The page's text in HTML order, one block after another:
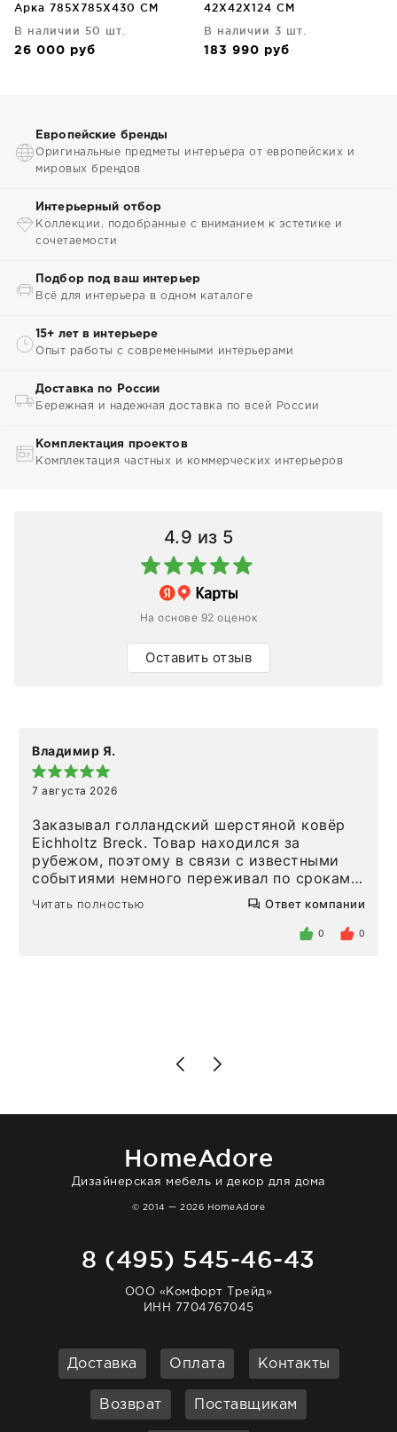
Арка 785X785X430 CM
В наличии 50 шт.
26 000 руб
42X42X124 CM
В наличии 3 шт.
183 990 руб
Европейские бренды
Оригинальные предметы интерьера от европейских и
мировых брендов
Интерьерный отбор
Коллекции, подобранные с вниманием к эстетике и
сочетаемости
Подбор под ваш интерьер
Всё для интерьера в одном каталоге
15+ лет в интерьере
Опыт работы с современными интерьерами
Доставка по России
Бережная и надежная доставка по всей России
Комплектация проектов
Комплектация частных и коммерческих интерьеров
4.9 из 5
На основе 92 оценок
Оставить отзыв
Владимир Я.
7 августа 2026
Заказывал голландский шерстяной ковёр
Eichholtz Breck. Товар находился за
рубежом, поэтому в связи с известными
событиями немного переживал по срокам.
Но homeadore привезли ровно в
определенное в договоре время, без
то качество выше всяких похвал. Выглядит
Читать полностью Ответ компании
0 0
HomeAdore
Дизайнерская мебель и декор для дома
© 2014 — 2026 HomeAdore
8 (495) 545-46-43
ООО «Комфорт Трейд»
ИНН 7704767045
Доставка Оплата Контакты
Возврат Поставщикам